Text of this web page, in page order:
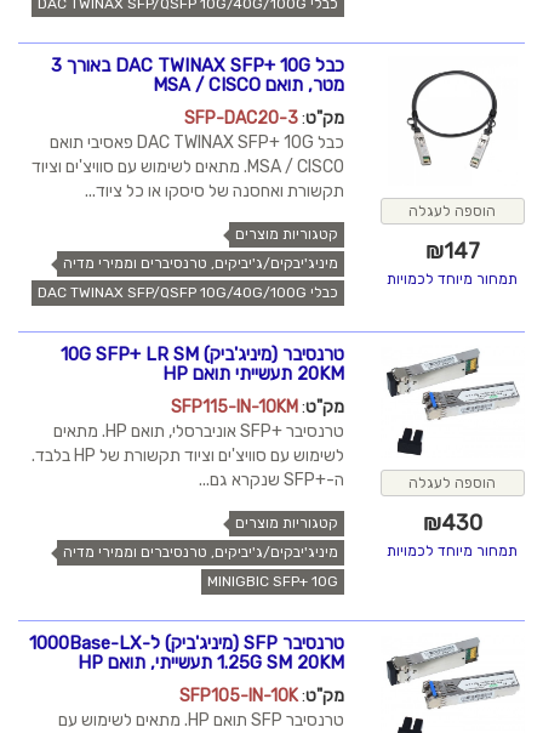
כבלי DAC TWINAX SFP/QSFP 10G/40G/100G
הוספה לעגלה
₪147
תמחור מיוחד לכמויות
כבל DAC TWINAX SFP+ 10G באורך 3
מטר, תואם MSA / CISCO
מק"ט:
SFP-DAC20-3
כבל DAC TWINAX SFP+ 10G פאסיבי תואם
MSA / CISCO. מתאים לשימוש עם סוויצ'ים וציוד
תקשורת ואחסנה של סיסקו או כל ציוד...
קטגוריות מוצרים
מיניג'יבקים/ג'יביקים, טרנסיברים וממירי מדיה
כבלי DAC TWINAX SFP/QSFP 10G/40G/100G
הוספה לעגלה
₪430
תמחור מיוחד לכמויות
טרנסיבר (מיניג'ביק) 10G SFP+ LR SM
20KM תעשייתי תואם HP
מק"ט:
SFP115-IN-10KM
טרנסיבר +SFP אוניברסלי, תואם HP. מתאים
לשימוש עם סוויצ'ים וציוד תקשורת של HP בלבד.
ה-+SFP שנקרא גם...
קטגוריות מוצרים
מיניג'יבקים/ג'יביקים, טרנסיברים וממירי מדיה
MINIGBIC SFP+ 10G
טרנסיבר SFP (מיניג'ביק) ל-1000Base-LX
1.25G SM 20KM תעשייתי, תואם HP
מק"ט:
SFP105-IN-10K
טרנסיבר SFP תואם HP. מתאים לשימוש עם